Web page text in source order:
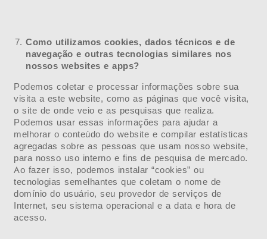
Como utilizamos cookies, dados técnicos e de
navegação e outras tecnologias similares nos
nossos websites e apps?
Podemos coletar e processar informações sobre sua
visita a este website, como as páginas que você visita,
o site de onde veio e as pesquisas que realiza.
Podemos usar essas informações para ajudar a
melhorar o conteúdo do website e compilar estatísticas
agregadas sobre as pessoas que usam nosso website,
para nosso uso interno e fins de pesquisa de mercado.
Ao fazer isso, podemos instalar “cookies” ou
tecnologias semelhantes que coletam o nome de
domínio do usuário, seu provedor de serviços de
Internet, seu sistema operacional e a data e hora de
acesso.